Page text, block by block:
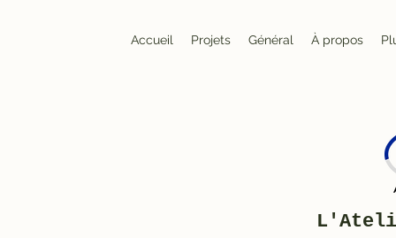
Accueil Projets Général À propos